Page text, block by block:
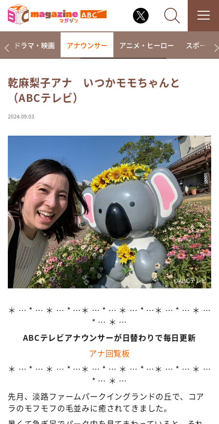
なるみ・岡村の過ぎるTV
相席食堂
～人生密着トークバラエティ！～ やすとものいたっ
探偵！ナイトスクープ
news おかえり
河合＆A.B.C-Z塚田×福井アナ「なんでやねん！？」
（news おかえり）
DAIGOも台所 ～きょうの献立 何にする？～
本日はダイアンなり！シーズン２
朝だ！生です旅サラダ
教えて！ニュースライブ 正義のミカタ
ＬＩＦＥ～夢のカタチ～
新婚さんいらっしゃい！
ザキ山小屋本館
アナ回覧板
ドラマ・映画 アナウンサー アニメ・ヒーロー スポーツ
乾麻梨子アナ いつかモモちゃんと
（ABCテレビ）
2024.09.03
©️ABCテレビ
＊ … * … ＊ … * …＊ … * … ＊ … * …＊ … * … ＊ …
* … ＊ …
ABCテレビアナウンサーが日替わりで毎日更新
アナ回覧板
＊ … * … ＊ … * …＊ … * … ＊ … * …＊ … * … ＊ …
* … ＊ …
先月、淡路ファームパークイングランドの丘で、コア
ラのモフモフの毛並みに癒されてきました。